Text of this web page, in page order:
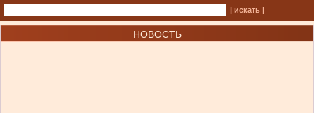
| искать |
НОВОСТЬ